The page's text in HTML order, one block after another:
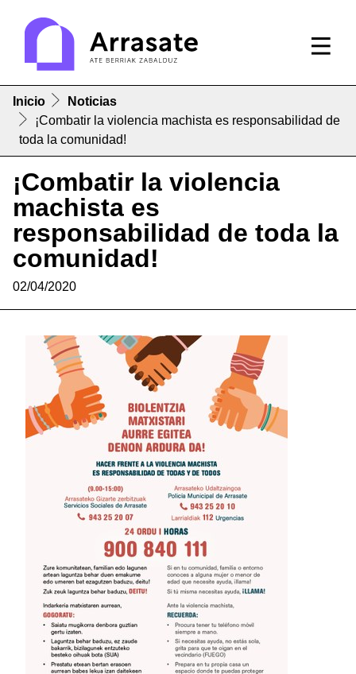
Inicio
Noticias
¡Combatir la violencia machista es responsabilidad de
toda la comunidad!
¡Combatir la violencia
machista es
responsabilidad de toda la
comunidad!
02/04/2020